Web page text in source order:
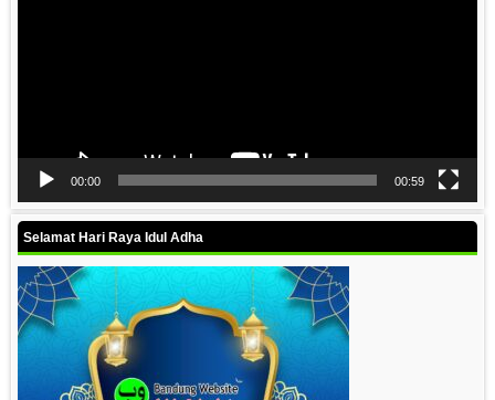
00:00 00:59
Selamat Hari Raya Idul Adha